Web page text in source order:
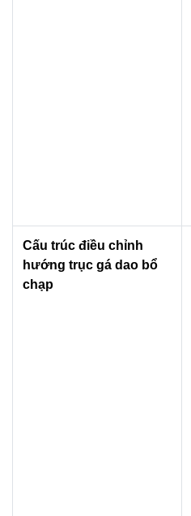
Cấu trúc điều chỉnh
hướng trục gá dao bổ
chạp